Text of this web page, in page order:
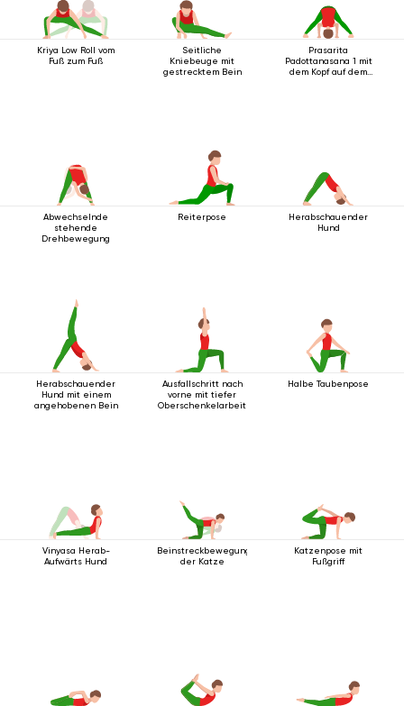
Kriya Low Roll vom
Fuß zum Fuß
Seitliche
Kniebeuge mit
gestrecktem Bein
Prasarita
Padottanasana 1 mit
dem Kopf auf dem
Abwechselnde
stehende
Drehbewegung
Reiterpose
Herabschauender
Hund
Herabschauender
Hund mit einem
angehobenen Bein
Ausfallschritt nach
vorne mit tiefer
Oberschenkelarbeit
Halbe Taubenpose
Vinyasa Herab-
Aufwärts Hund
Beinstreckbewegung
der Katze
Katzenpose mit
Fußgriff